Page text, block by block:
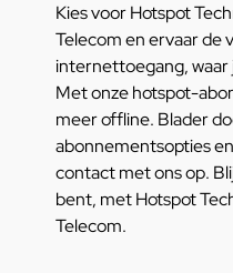
Kies voor Hotspot
Telecom en ervaar de
internettoegang, waar
Met onze hotspot-
meer offline. Blader
abonnementsopties
contact met ons op.
bent, met Hotspot
Telecom.